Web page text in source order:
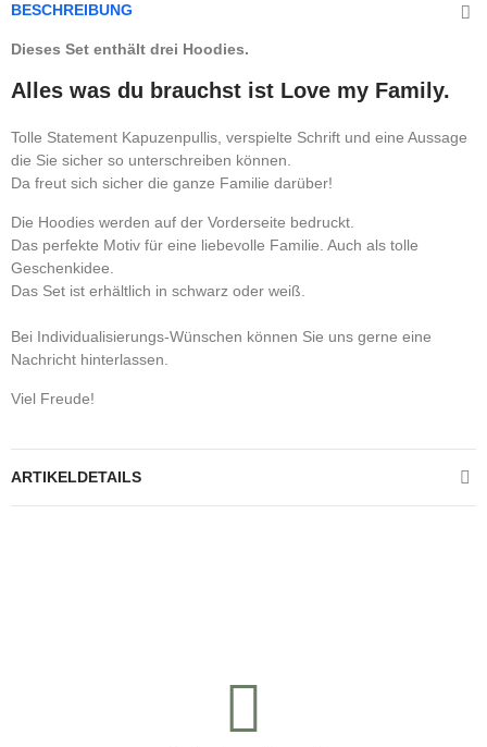
BESCHREIBUNG
Dieses Set enthält drei Hoodies.
Alles was du brauchst ist Love my Family.
Tolle Statement Kapuzenpullis, verspielte Schrift und eine Aussage
die Sie sicher so unterschreiben können.
Da freut sich sicher die ganze Familie darüber!
Die Hoodies werden auf der Vorderseite bedruckt.
Das perfekte Motiv für eine liebevolle Familie. Auch als tolle
Geschenkidee.
Das Set ist erhältlich in schwarz oder weiß.
Bei Individualisierungs-Wünschen können Sie uns gerne eine
Nachricht hinterlassen.
Viel Freude!
ARTIKELDETAILS